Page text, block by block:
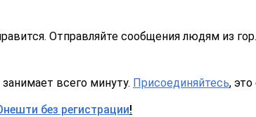
Отправляйте сообщения людям из
всего минуту. Присоединяйтесь,
без регистрации!